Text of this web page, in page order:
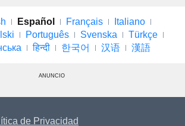
Español Français
Italiano
Português Svenska
Türkçe
हिन्दी 한국어 汉语 漢語
ANUNCIO
de Privacidad